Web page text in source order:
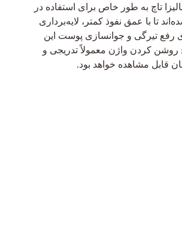
تاچ به طور خاص برای استفاده در
تا با عمق نفوذ کمتر، لایه‌برداری
رفع تیرگی و جوانسازی پوست این
روشن کردن واژن معمولاً تدریجی و
قابل مشاهده خواهد بود.